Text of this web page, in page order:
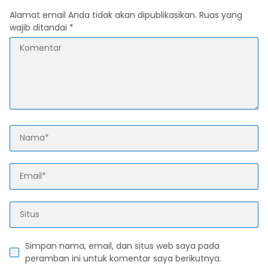
Alamat email Anda tidak akan dipublikasikan. Ruas yang
wajib ditandai *
Simpan nama, email, dan situs web saya pada
peramban ini untuk komentar saya berikutnya.